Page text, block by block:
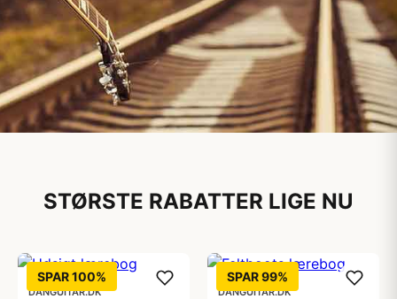
Til både begyndere og
Se det store udvalg af musikinstrumenter
STØRSTE RABATTER LIGE NU
SPAR 100%
DANGUITAR.DK
SPAR 99%
DANGUITAR.DK